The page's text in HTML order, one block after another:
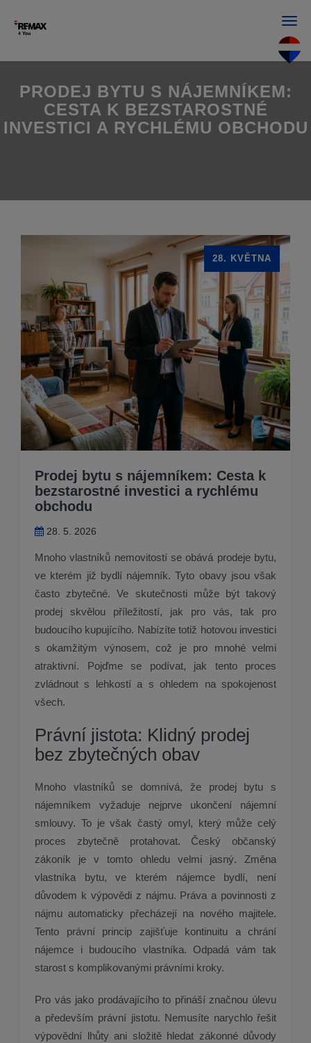
PRODEJ BYTU S NÁJEMNÍKEM:
CESTA K BEZSTAROSTNÉ
INVESTICI A RYCHLÉMU OBCHODU
Prodej bytu s nájemníkem: Cesta k
bezstarostné investici a rychlému
obchodu
28. 5. 2026
28. KVĚTNA
Mnoho vlastníků nemovitostí se obává prodeje bytu,
ve kterém již bydlí nájemník. Tyto obavy jsou však
často zbytečné. Ve skutečnosti může být takový
prodej skvělou příležitostí, jak pro vás, tak pro
budoucího kupujícího. Nabízíte totiž hotovou investici
s okamžitým výnosem, což je pro mnohé velmi
atraktivní. Pojďme se podívat, jak tento proces
zvládnout s lehkostí a s ohledem na spokojenost
všech.
Právní jistota: Klidný prodej
bez zbytečných obav
Mnoho vlastníků se domnívá, že prodej bytu s
nájemníkem vyžaduje nejprve ukončení nájemní
smlouvy. To je však častý omyl, který může celý
proces zbytečně protahovat. Český občanský
zákoník je v tomto ohledu velmi jasný. Změna
vlastníka bytu, ve kterém nájemce bydlí, není
důvodem k výpovědi z nájmu. Práva a povinnosti z
nájmu automaticky přecházejí na nového majitele.
Tento právní princip zajišťuje kontinuitu a chrání
nájemce i budoucího vlastníka. Odpadá vám tak
starost s komplikovanými právními kroky.
Pro vás jako prodávajícího to přináší značnou úlevu
a především právní jistotu. Nemusíte narychlo řešit
výpovědní lhůty ani složitě hledat zákonné důvody